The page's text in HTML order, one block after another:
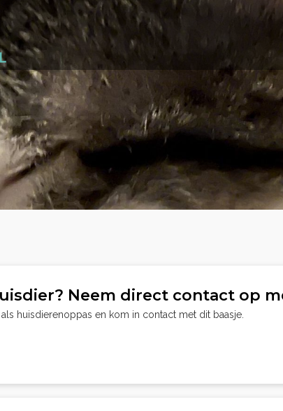
Neem direct contact op
huisdierenoppas en kom in contact met dit baasje.